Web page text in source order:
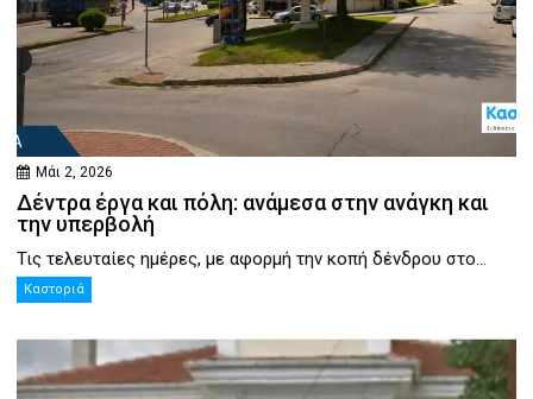
Μάι 2, 2026
Δέντρα έργα και πόλη: ανάμεσα στην ανάγκη και
την υπερβολή
Τις τελευταίες ημέρες, με αφορμή την κοπή δένδρου στο...
Καστοριά